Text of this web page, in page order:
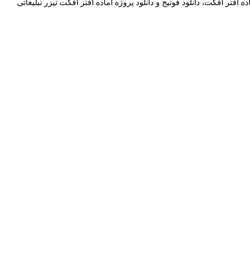
افتر افکت، دانلود فوتیج و دانلود پروژه آماده افتر افکت تیزر تبلیغاتی